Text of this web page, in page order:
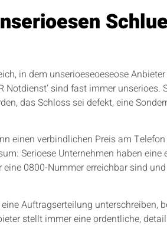
in dem unserioeseoeseose
Notdienst‘ sind fast immer
das Schloss sei defekt, eine
einen verbindlichen Preis am
Serioese Unternehmen haben eine
0800-Nummer erreichbar sind
Auftragserteilung unterschreiben,
stellt immer eine ordentliche,